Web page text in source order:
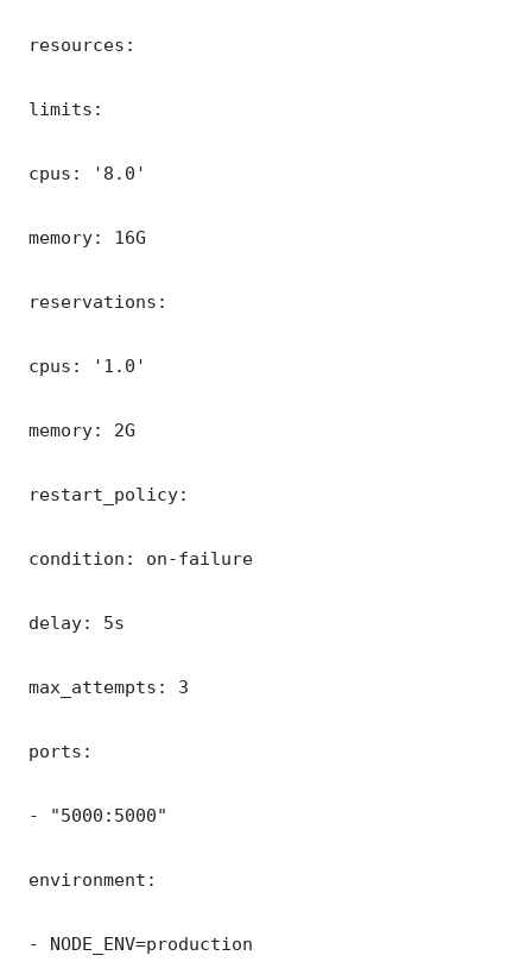
resources:
limits:
cpus: '8.0'
memory: 16G
reservations:
cpus: '1.0'
memory: 2G
restart_policy:
condition: on-failure
delay: 5s
max_attempts: 3
ports:
- "5000:5000"
environment:
- NODE_ENV=production